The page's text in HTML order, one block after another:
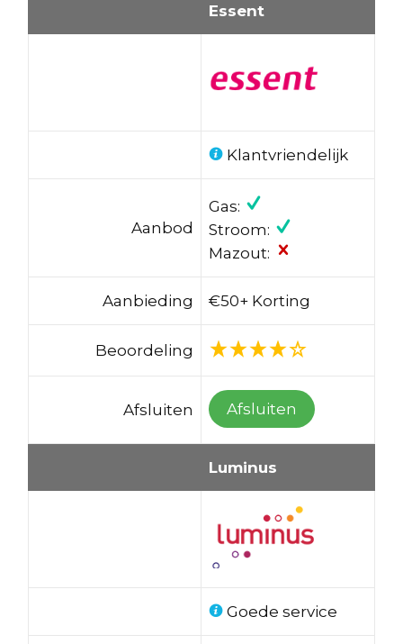
Essent
Klantvriendelijk
Aanbod
Gas:
Stroom:
Mazout:
Aanbieding €50+ Korting
Beoordeling
Afsluiten Afsluiten
Luminus
Goede service